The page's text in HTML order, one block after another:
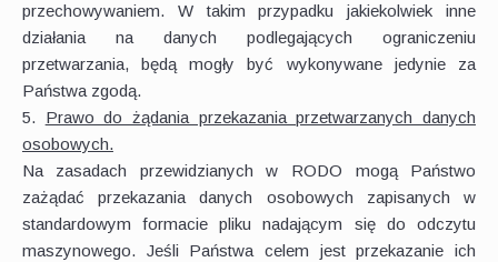
przechowywaniem. W takim przypadku jakiekolwiek inne
działania na danych podlegających ograniczeniu
przetwarzania, będą mogły być wykonywane jedynie za
Państwa zgodą.
5. Prawo do żądania przekazania przetwarzanych danych
osobowych.
Na zasadach przewidzianych w RODO mogą Państwo
zażądać przekazania danych osobowych zapisanych w
standardowym formacie pliku nadającym się do odczytu
maszynowego. Jeśli Państwa celem jest przekazanie ich